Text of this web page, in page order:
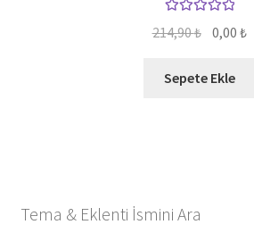
5.00
oy aldı
214,90₺ Orijinal
214,90 ₺.
0,00₺Şu
Sepete Ekle
Tema & Eklenti İsmini Ara